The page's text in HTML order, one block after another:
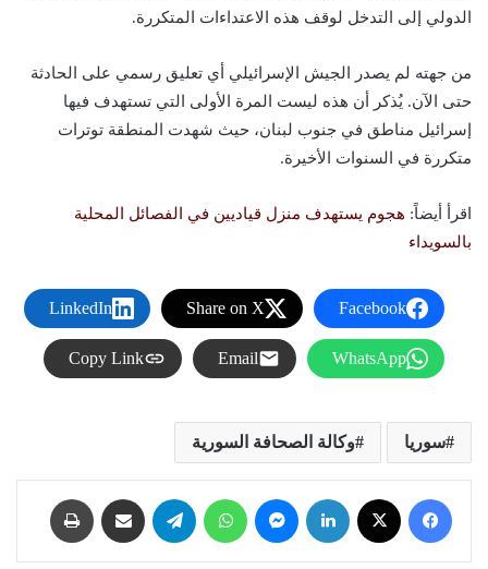
الدولي إلى التدخل لوقف هذه الاعتداءات المتكررة.
من جهته لم يصدر الجيش الإسرائيلي أي تعليق رسمي على الحادثة
حتى الآن. يُذكر أن هذه ليست المرة الأولى التي تستهدف فيها
إسرائيل مناطق في جنوب لبنان، حيث شهدت المنطقة توترات
متكررة في السنوات الأخيرة.
اقرأ أيضاً: هجوم يستهدف منزل قياديين في الفصائل المحلية
بالسويداء
Facebook
Share on X
LinkedIn
WhatsApp
Email
Copy Link
سوريا وكالة الصحافة السورية
فيسبوك لينكدإن ماسنجر واتساب تيلقرام مشاركة عبر البريد